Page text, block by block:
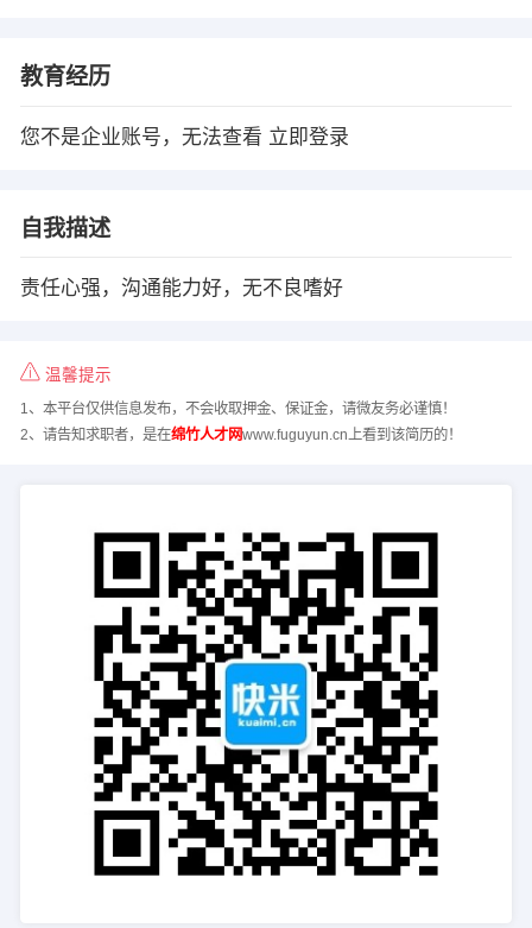
教育经历
您不是企业账号，无法查看 立即登录
自我描述
责任心强，沟通能力好，无不良嗜好
温馨提示
1、本平台仅供信息发布，不会收取押金、保证金，请微友务必谨慎！
2、请告知求职者，是在绵竹人才网www.fuguyun.cn上看到该简历的！